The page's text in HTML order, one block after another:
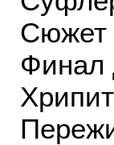
Сюжет
Финал